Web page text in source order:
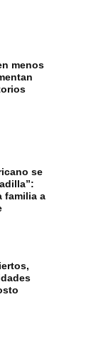
menos
se
familia a